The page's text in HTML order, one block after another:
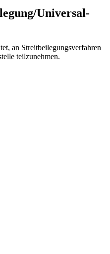
Universal­
an Streitbeilegungsverfahren
teilzunehmen.